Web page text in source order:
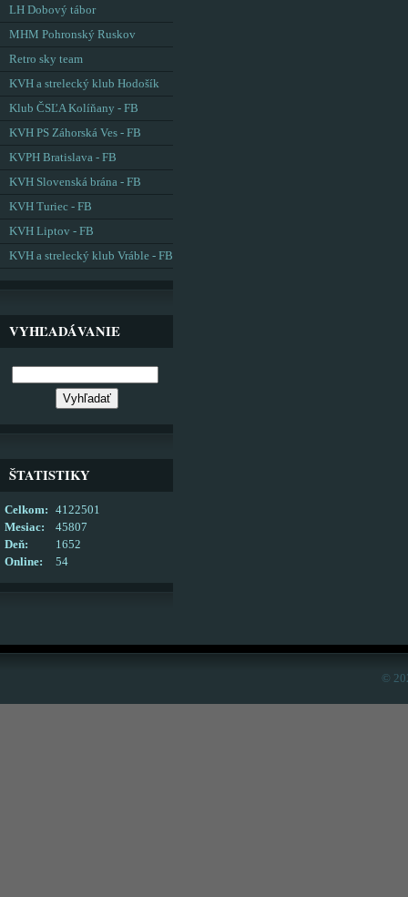
LH Dobový tábor
MHM Pohronský Ruskov
Retro sky team
KVH a strelecký klub Hodošík
Klub ČSĽA Kolíňany - FB
KVH PS Záhorská Ves - FB
KVPH Bratislava - FB
KVH Slovenská brána - FB
KVH Turiec - FB
KVH Liptov - FB
KVH a strelecký klub Vráble - FB
VYHĽADÁVANIE
ŠTATISTIKY
Online: 54
Celkom:
4122501
Mesiac:
45807
Deň:
1652
©